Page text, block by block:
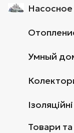
Умный
Товари